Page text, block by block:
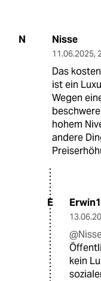
N Nisse
11.06.2025,
Das
ist ein
Wegen
hohem
andere
E
kein